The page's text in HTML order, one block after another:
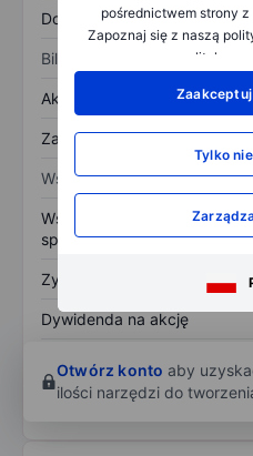
pośrednictwem strony
Zapoznaj się z naszą
polityką
Tylko
Dochód netto
Bilans
Aktywa ogółem
Zadłużenie ogółem
Wskaźniki
Współczynnik cena do
sprzedaży
Zysk na akcję
Dywidenda na akcję
własnego
Otwórz konto aby
ilości narzędzi do